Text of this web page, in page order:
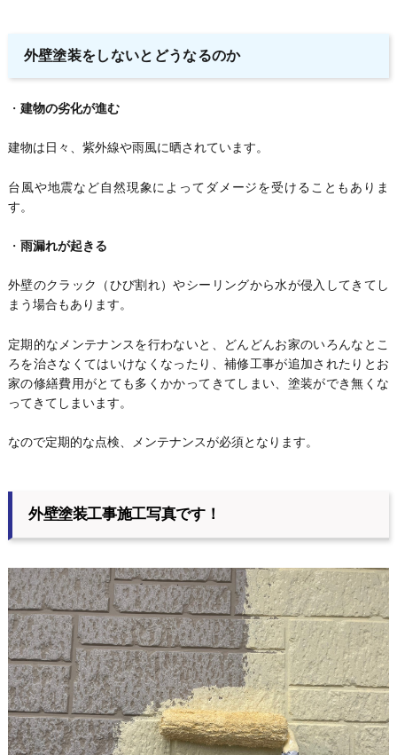
外壁塗装をしないとどうなるのか
・ 建物の劣化が進む
建物は日々、紫外線や雨風に晒されています。
台風や地震など自然現象によってダメージを受けることもありま
す。
・ 雨漏れが起きる
外壁のクラック（ひび割れ）やシーリングから水が侵入してきてし
まう場合もあります。
定期的なメンテナンスを行わないと、どんどんお家のいろんなとこ
ろを治さなくてはいけなくなったり、補修工事が追加されたりとお
家の修繕費用がとても多くかかってきてしまい、塗装ができ無くな
ってきてしまいます。
なので定期的な点検、メンテナンスが必須となります。
外壁塗装工事施工写真です！